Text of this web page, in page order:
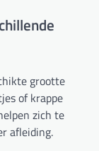
grootte
of krappe
zich te
afleiding.